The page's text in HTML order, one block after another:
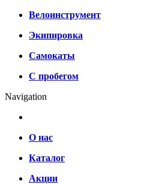
Велоинструмент
Экипировка
Самокаты
С пробегом
Navigation
О нас
Каталог
Акции